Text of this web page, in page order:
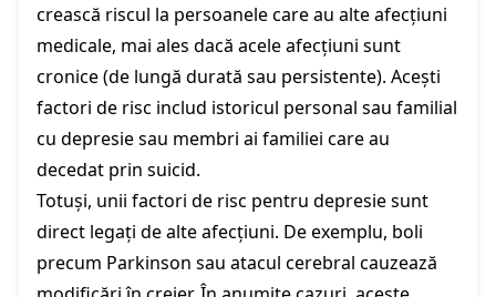
crească riscul la persoanele care au alte afecțiuni
medicale, mai ales dacă acele afecțiuni sunt
cronice (de lungă durată sau persistente). Acești
factori de risc includ istoricul personal sau familial
cu depresie sau membri ai familiei care au
decedat prin suicid.
Totuși, unii factori de risc pentru depresie sunt
direct legați de alte afecțiuni. De exemplu, boli
precum Parkinson sau atacul cerebral cauzează